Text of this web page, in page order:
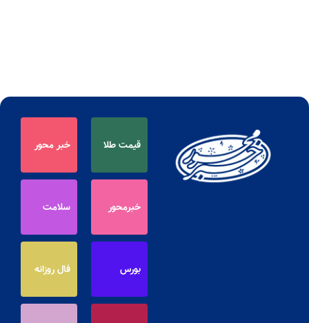
قیمت طلا خبر محور
خبرمحور سلامت
بورس فال روزانه